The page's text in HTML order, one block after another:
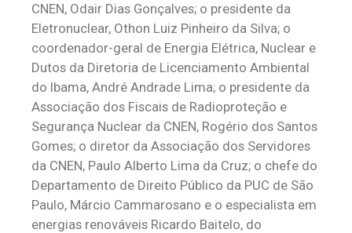
CNEN, Odair Dias Gonçalves; o presidente da
Eletronuclear, Othon Luiz Pinheiro da Silva; o
coordenador-geral de Energia Elétrica, Nuclear e
Dutos da Diretoria de Licenciamento Ambiental
do Ibama, André Andrade Lima; o presidente da
Associação dos Fiscais de Radioproteção e
Segurança Nuclear da CNEN, Rogério dos Santos
Gomes; o diretor da Associação dos Servidores
da CNEN, Paulo Alberto Lima da Cruz; o chefe do
Departamento de Direito Público da PUC de São
Paulo, Márcio Cammarosano e o especialista em
energias renováveis Ricardo Baitelo, do